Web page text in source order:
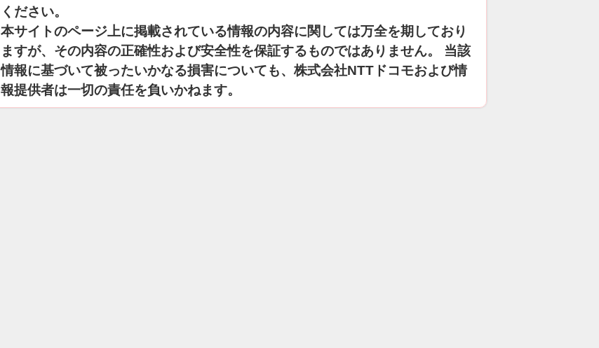
ください。
本サイトのページ上に掲載されている情報の内容に関しては万全を期しており
ますが、その内容の正確性および安全性を保証するものではありません。 当該
情報に基づいて被ったいかなる損害についても、株式会社NTTドコモおよび情
報提供者は一切の責任を負いかねます。